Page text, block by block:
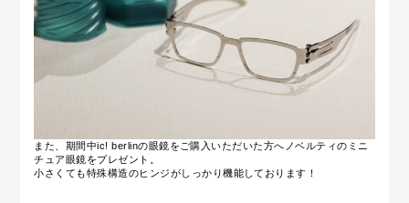
また、期間中ic! berlinの眼鏡をご購入いただいた方へノベルティのミニ
チュア眼鏡をプレゼント。
小さくても特殊構造のヒンジがしっかり機能しております！